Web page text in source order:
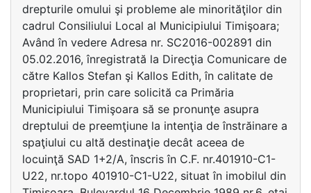
drepturile omului şi probleme ale minorităţilor din
cadrul Consiliului Local al Municipiului Timişoara;
Având în vedere Adresa nr. SC2016-002891 din
05.02.2016, înregistrată la Direcţia Comunicare de
către Kallos Stefan şi Kallos Edith, în calitate de
proprietari, prin care solicită ca Primăria
Municipiului Timişoara să se pronunţe asupra
dreptului de preemţiune la intenţia de înstrăinare a
spaţiului cu altă destinaţie decât aceea de
locuinţă SAD 1+2/A, înscris în C.F. nr.401910-C1-
U22, nr.topo 401910-C1-U22, situat în imobilul din